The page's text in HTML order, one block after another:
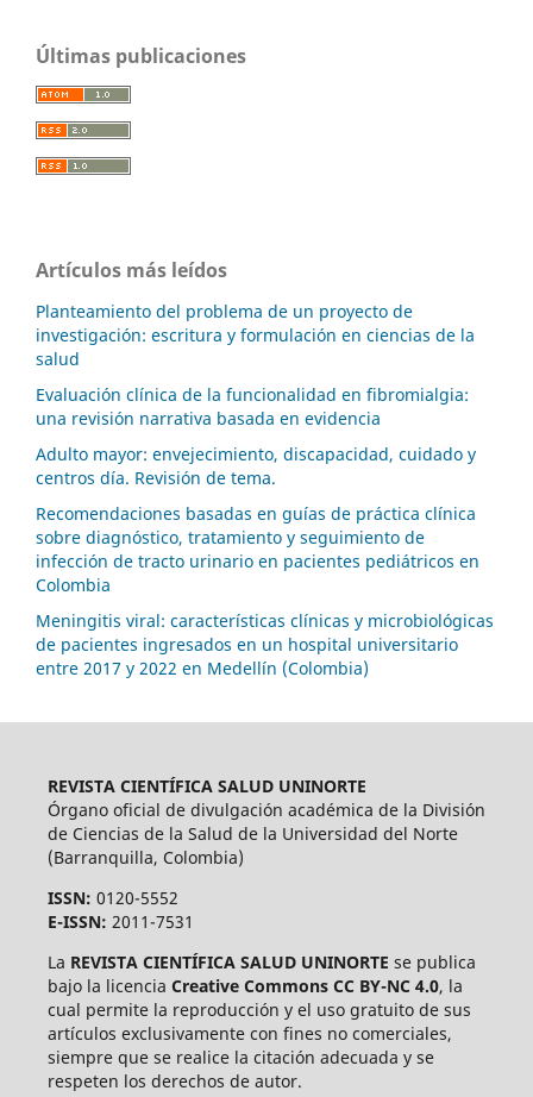
Últimas publicaciones
Artículos más leídos
Planteamiento del problema de un proyecto de
investigación: escritura y formulación en ciencias de la
salud
Evaluación clínica de la funcionalidad en fibromialgia:
una revisión narrativa basada en evidencia
Adulto mayor: envejecimiento, discapacidad, cuidado y
centros día. Revisión de tema.
Recomendaciones basadas en guías de práctica clínica
sobre diagnóstico, tratamiento y seguimiento de
infección de tracto urinario en pacientes pediátricos en
Colombia
Meningitis viral: características clínicas y microbiológicas
de pacientes ingresados en un hospital universitario
entre 2017 y 2022 en Medellín (Colombia)
REVISTA CIENTÍFICA SALUD UNINORTE
Órgano oficial de divulgación académica de la División
de Ciencias de la Salud de la Universidad del Norte
(Barranquilla, Colombia)
ISSN: 0120-5552
E-ISSN: 2011-7531
La REVISTA CIENTÍFICA SALUD UNINORTE se publica
bajo la licencia Creative Commons CC BY-NC 4.0, la
cual permite la reproducción y el uso gratuito de sus
artículos exclusivamente con fines no comerciales,
siempre que se realice la citación adecuada y se
respeten los derechos de autor.